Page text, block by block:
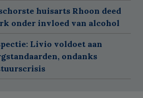
huisarts Rhoon deed
onder invloed van alcohol
Livio voldoet aan
ondanks